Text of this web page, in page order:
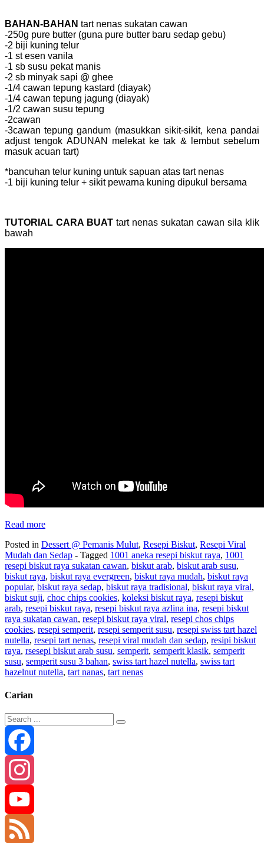
BAHAN-BAHAN tart nenas sukatan cawan
-250g pure butter (guna pure butter baru sedap gebu)
-2 biji kuning telur
-1 st esen vanila
-1 sb susu pekat manis
-2 sb minyak sapi @ ghee
-1/4 cawan tepung kastard (diayak)
-1/4 cawan tepung jagung (diayak)
-1/2 cawan susu tepung
-2cawan
-3cawan tepung gandum (masukkan sikit-sikit, kena pandai
adjust tengok ADUNAN melekat ke tak & lembut sebelum
masuk acuan tart)
*bancuhan telur kuning untuk sapuan atas tart nenas
-1 biji kuning telur + sikit pewarna kuning dipukul bersama
TUTORIAL CARA BUAT tart nenas sukatan cawan sila klik
bawah
Read more
Posted in Dessert @ Pemanis Mulut, Resepi Biskut, Resepi Viral
Mudah dan Sedap - Tagged 1001 aneka resepi biskut raya, 1001
resepi biskut raya sukatan cawan, biskut arab, biskut arab susu,
biskut raya, biskut raya evergreen, biskut raya mudah, biskut raya
popular, biskut raya sedap, biskut raya tradisional, biskut raya viral,
biskut suji, choc chips cookies, koleksi biskut raya, resepi biskut
arab, resepi biskut raya, resepi biskut raya azlina ina, resepi biskut
raya sukatan cawan, resepi biskut raya viral, resepi chos chips
cookies, resepi semperit, resepi semperit susu, resepi swiss tart hazel
nutella, resepi tart nenas, resepi viral mudah dan sedap, resipi biskut
raya, rsesepi biskut arab susu, semperit, semperit klasik, semperit
susu, semperit susu 3 bahan, swiss tart hazel nutella, swiss tart
hazelnut nutella, tart nanas, tart nenas
Carian
Facebook
Instagram
YouTube